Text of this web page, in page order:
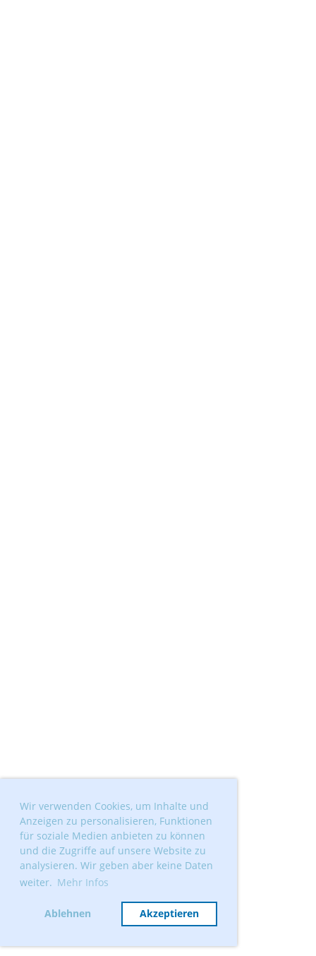
Wir verwenden Cookies, um Inhalte und
Anzeigen zu personalisieren, Funktionen
für soziale Medien anbieten zu können
und die Zugriffe auf unsere Website zu
analysieren. Wir geben aber keine Daten
weiter. Mehr Infos
Ablehnen Akzeptieren